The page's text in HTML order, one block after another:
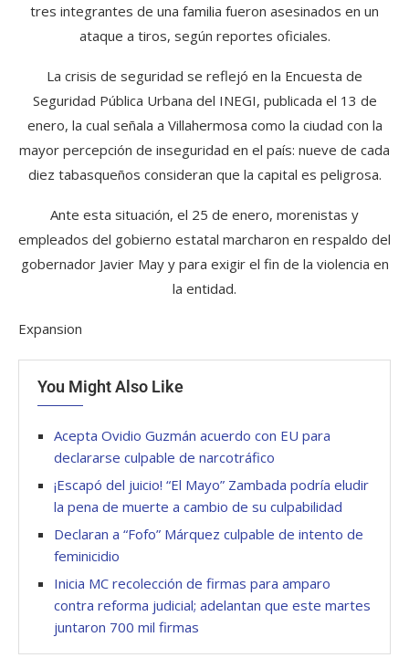
tres integrantes de una familia fueron asesinados en un
ataque a tiros, según reportes oficiales.
La crisis de seguridad se reflejó en la Encuesta de
Seguridad Pública Urbana del INEGI, publicada el 13 de
enero, la cual señala a Villahermosa como la ciudad con la
mayor percepción de inseguridad en el país: nueve de cada
diez tabasqueños consideran que la capital es peligrosa.
Ante esta situación, el 25 de enero, morenistas y
empleados del gobierno estatal marcharon en respaldo del
gobernador Javier May y para exigir el fin de la violencia en
la entidad.
Expansion
You Might Also Like
Acepta Ovidio Guzmán acuerdo con EU para
declararse culpable de narcotráfico
¡Escapó del juicio! “El Mayo” Zambada podría eludir
la pena de muerte a cambio de su culpabilidad
Declaran a “Fofo” Márquez culpable de intento de
feminicidio
Inicia MC recolección de firmas para amparo
contra reforma judicial; adelantan que este martes
juntaron 700 mil firmas